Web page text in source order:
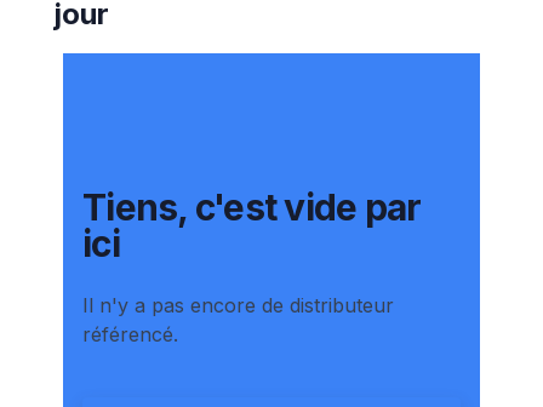
jour
Tiens, c'est vide par
ici
Il n'y a pas encore de distributeur
référencé.